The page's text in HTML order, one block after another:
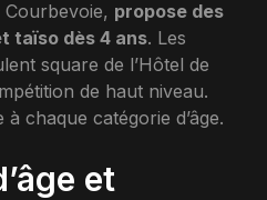
Courbevoie, propose des
taïso dès 4 ans. Les
square de l’Hôtel de
de haut niveau.
chaque catégorie d’âge.
et